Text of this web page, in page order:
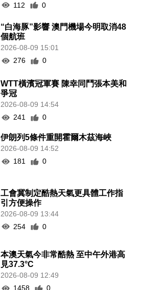
112
0
“白海豚”影響 澳門機場今明取消48
個航班
2026-08-09 15:01
276
0
WTT橫濱冠軍賽 陳幸同鬥張本美和
爭冠
2026-08-09 14:54
241
0
伊朗列5條件重開霍爾木茲海峽
2026-08-09 14:52
181
0
工會冀制定酷熱天氣更具體工作指
引方便操作
2026-08-09 13:44
254
0
本澳天氣今非常酷熱 至中午外港高
見37.3°C
2026-08-09 12:49
1458
0